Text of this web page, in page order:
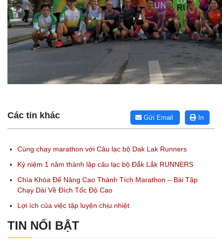
In
Gửi Email
Các tin khác
Cùng chạy marathon với Câu lạc bộ Dak Lak Runners
Kỷ niệm 1 năm thành lập câu lạc bộ Đắk Lắk RUNNERS
Chìa Khóa Để Nâng Cao Thành Tích Marathon – Bài Tập
Chạy Dài Về Đích Tốc Độ Cao
Lợi ích của việc tập luyện chịu nhiệt
TIN NỔI BẬT